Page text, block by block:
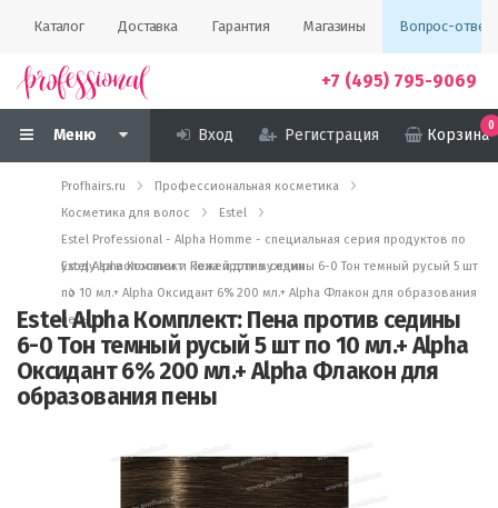
Каталог Доставка Гарантия Магазины Вопрос-ответ
+7 (495) 795-9069
Меню Вход Регистрация Корзина
0
Profhairs.ru
Профессиональная косметика
Косметика для волос
Estel
Estel Professional - Alpha Homme - специальная серия продуктов по
уходу за волосами и кожей для мужчин
Estel Alpha Комплект: Пена против седины 6-0 Тон темный русый 5 шт
по 10 мл.+ Alpha Оксидант 6% 200 мл.+ Alpha Флакон для образования
пены
Estel Alpha Комплект: Пена против седины
6-0 Тон темный русый 5 шт по 10 мл.+ Alpha
Оксидант 6% 200 мл.+ Alpha Флакон для
образования пены